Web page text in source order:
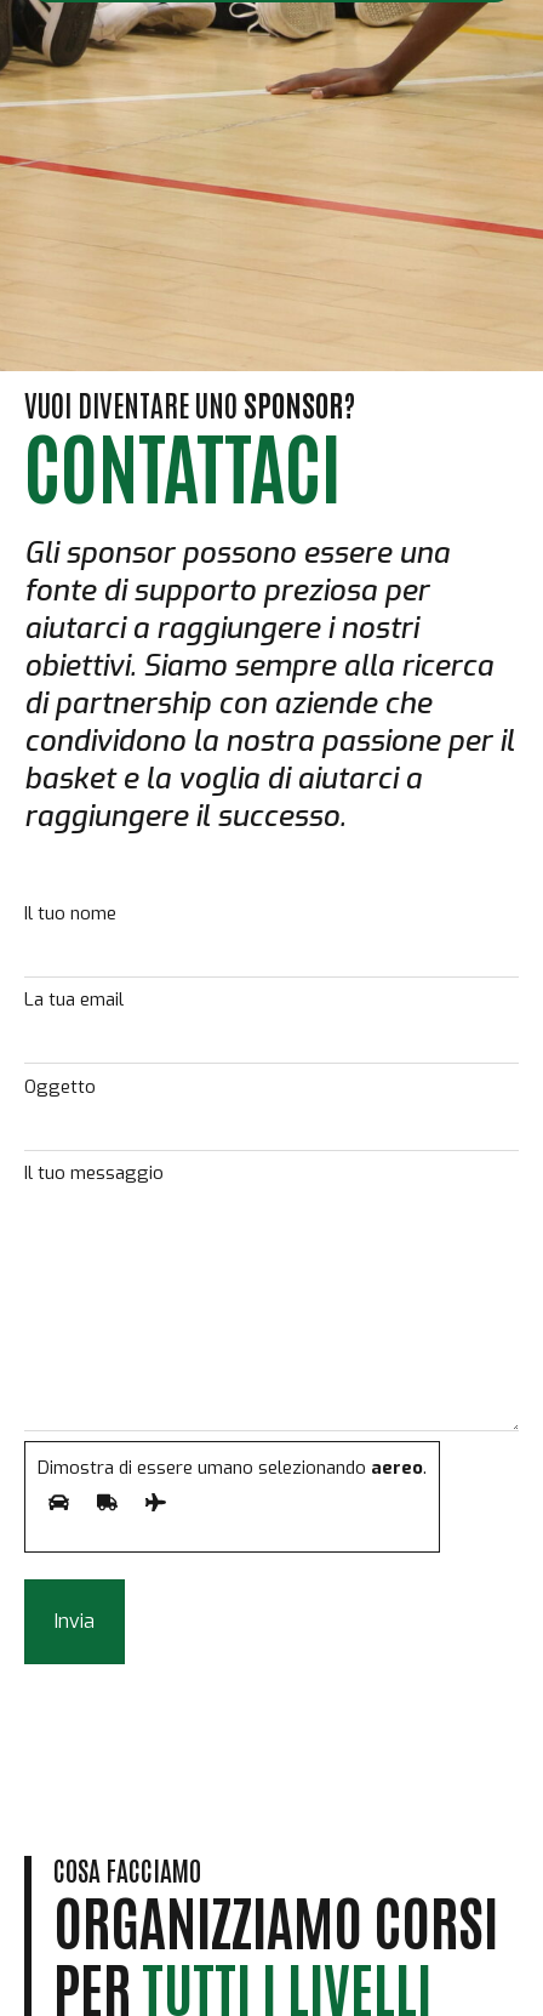
VUOI DIVENTARE UNO SPONSOR?
CONTATTACI
Gli sponsor possono essere una
fonte di supporto preziosa per
aiutarci a raggiungere i nostri
obiettivi. Siamo sempre alla ricerca
di partnership con aziende che
condividono la nostra passione per il
basket e la voglia di aiutarci a
raggiungere il successo.
Il tuo nome
La tua email
Oggetto
Il tuo messaggio
Dimostra di essere umano selezionando aereo.
COSA FACCIAMO
ORGANIZZIAMO CORSI
PERTUTTI I LIVELLI